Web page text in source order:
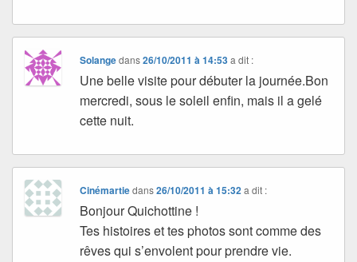
Solangedans26/10/2011 à 14:53 a dit :
Une belle visite pour débuter la journée.Bon
mercredi, sous le soleil enfin, mais il a gelé
cette nuit.
Cinémartiedans26/10/2011 à 15:32 a dit :
Bonjour Quichottine !
Tes histoires et tes photos sont comme des
rêves qui s’envolent pour prendre vie.